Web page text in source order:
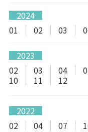
2024
01
02 03
2023
02
03 04
10
11 12
2022
02
04 07